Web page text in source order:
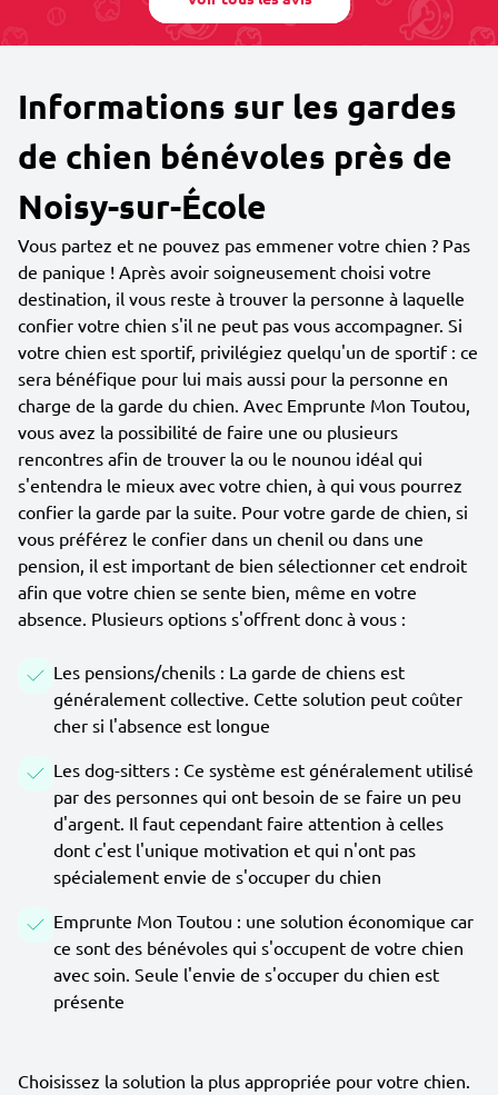
Informations sur les gardes
de chien bénévoles près de
Noisy-sur-École
Vous partez et ne pouvez pas emmener votre chien ? Pas
de panique ! Après avoir soigneusement choisi votre
destination, il vous reste à trouver la personne à laquelle
confier votre chien s'il ne peut pas vous accompagner. Si
votre chien est sportif, privilégiez quelqu'un de sportif : ce
sera bénéfique pour lui mais aussi pour la personne en
charge de la garde du chien. Avec Emprunte Mon Toutou,
vous avez la possibilité de faire une ou plusieurs
rencontres afin de trouver la ou le nounou idéal qui
s'entendra le mieux avec votre chien, à qui vous pourrez
confier la garde par la suite. Pour votre garde de chien, si
vous préférez le confier dans un chenil ou dans une
pension, il est important de bien sélectionner cet endroit
afin que votre chien se sente bien, même en votre
absence. Plusieurs options s'offrent donc à vous :
Les pensions/chenils : La garde de chiens est
généralement collective. Cette solution peut coûter
cher si l'absence est longue
Les dog-sitters : Ce système est généralement utilisé
par des personnes qui ont besoin de se faire un peu
d'argent. Il faut cependant faire attention à celles
dont c'est l'unique motivation et qui n'ont pas
spécialement envie de s'occuper du chien
Emprunte Mon Toutou : une solution économique car
ce sont des bénévoles qui s'occupent de votre chien
avec soin. Seule l'envie de s'occuper du chien est
présente
Choisissez la solution la plus appropriée pour votre chien.